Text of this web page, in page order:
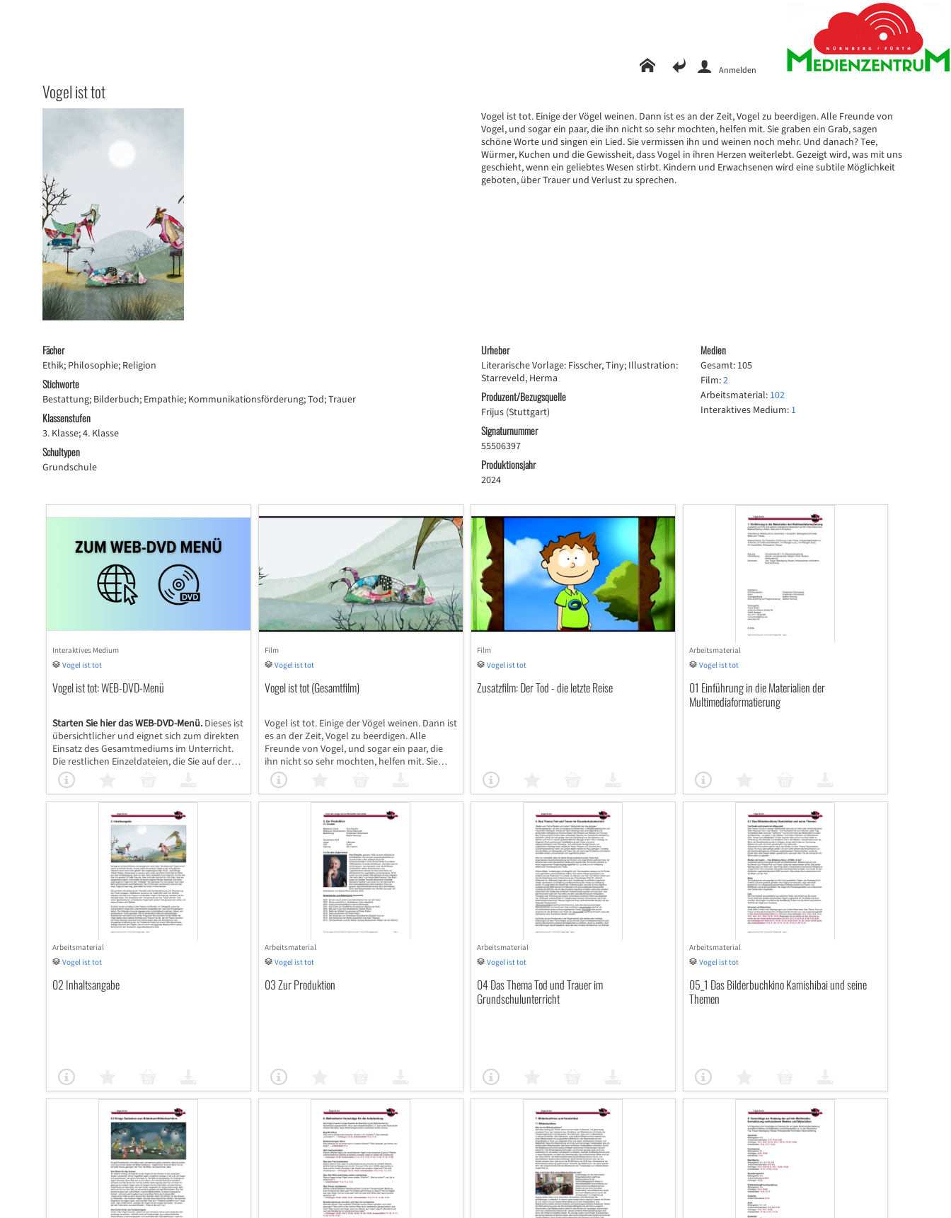
Anmelden
Vogel ist tot
Vogel ist tot. Einige der Vögel weinen. Dann ist es an der Zeit, Vogel zu beerdigen. Alle Freunde von
Vogel, und sogar ein paar, die ihn nicht so sehr mochten, helfen mit. Sie graben ein Grab, sagen
schöne Worte und singen ein Lied. Sie vermissen ihn und weinen noch mehr. Und danach? Tee,
Würmer, Kuchen und die Gewissheit, dass Vogel in ihren Herzen weiterlebt. Gezeigt wird, was mit uns
geschieht, wenn ein geliebtes Wesen stirbt. Kindern und Erwachsenen wird eine subtile Möglichkeit
geboten, über Trauer und Verlust zu sprechen.
Fächer
Ethik; Philosophie; Religion
Stichworte
Bestattung; Bilderbuch; Empathie; Kommunikationsförderung; Tod; Trauer
Klassenstufen
3. Klasse; 4. Klasse
Schultypen
Grundschule
Urheber
Literarische Vorlage: Fisscher, Tiny; Illustration:
Starreveld, Herma
Produzent/Bezugsquelle
Frijus (Stuttgart)
Signaturnummer
55506397
Produktionsjahr
2024
Medien
Gesamt: 105
Film:2
Arbeitsmaterial: 102
Interaktives Medium: 1
Interaktives Medium
Vogel ist tot
Vogel ist tot: WEB-DVD-Menü
Starten Sie hier das WEB-DVD-Menü.Dieses ist
übersichtlicher und eignet sich zum direkten
Einsatz des Gesamtmediums im Unterricht.
Die restlichen Einzeldateien, die Sie auf der
Seite der Mediensammlung sehen, nutzen Sie
wie gewohnt zum Download der
Einzeldateien, zur Freigabe über Merklisten
für Schülerinnen und Schüler bzw.
Kolleginnen und Kollegen sowie für das
direkte Abspielen einzelner Medien.
Film
Vogel ist tot
Vogel ist tot (Gesamtfilm)
Vogel ist tot. Einige der Vögel weinen. Dann ist
es an der Zeit, Vogel zu beerdigen. Alle
Freunde von Vogel, und sogar ein paar, die
ihn nicht so sehr mochten, helfen mit. Sie
graben ein Grab, sagen schöne Worte und
singen ein Lied. Sie vermissen ihn und weinen
noch mehr. Und danach? Tee, Würmer,
Kuchen und die Gewissheit, dass Vogel in
ihren Herzen weiterlebt. Gezeigt wird, was mit
uns geschieht, wenn ein geliebtes Wesen
stirbt. Kindern und Erwachsenen wird eine
subtile Möglichkeit geboten, über Trauer und
Verlust zu sprechen.
Film
Vogel ist tot
Zusatzfilm: Der Tod - die letzte Reise
Arbeitsmaterial
Vogel ist tot
01 Einführung in die Materialien der
Multimediaformatierung
Arbeitsmaterial
Vogel ist tot
02 Inhaltsangabe
Arbeitsmaterial
Vogel ist tot
03 Zur Produktion
Arbeitsmaterial
Vogel ist tot
04 Das Thema Tod und Trauer im
Grundschulunterricht
Arbeitsmaterial
Vogel ist tot
05_1 Das Bilderbuchkino Kamishibai und seine
Themen